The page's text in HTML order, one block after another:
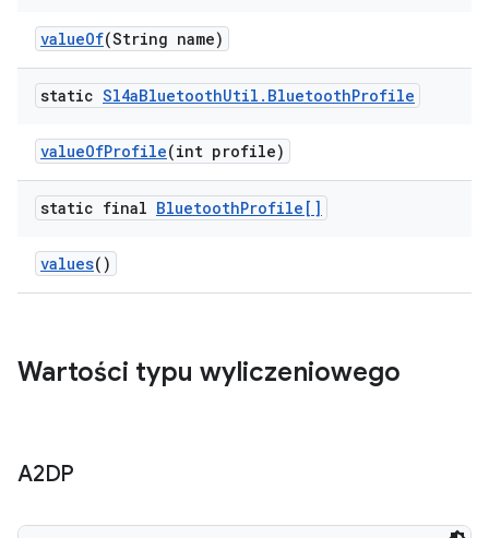
valueOf(String name)
static Sl4aBluetoothUtil . BluetoothProfile
valueOfProfile(int profile)
static final BluetoothProfile[]
values()
Wartości typu wyliczeniowego
A2DP